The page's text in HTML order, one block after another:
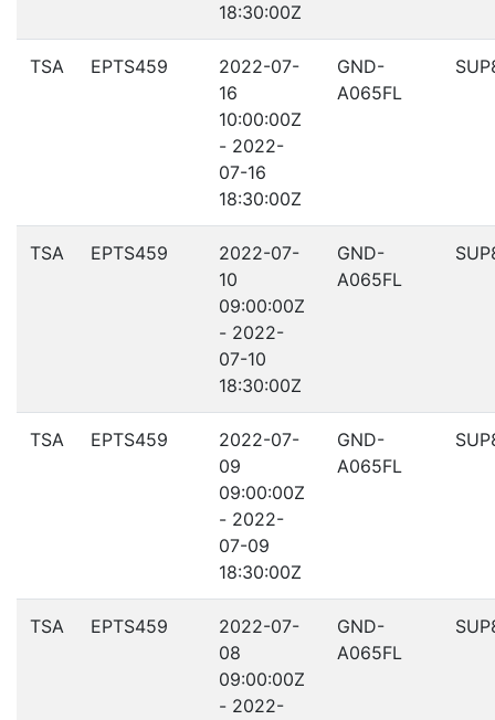
18:30:00Z
TSA EPTS459
2022-07-
16
10:00:00Z
- 2022-
07-16
18:30:00Z
GND-
A065FL
TSA EPTS459
2022-07-
10
09:00:00Z
- 2022-
07-10
18:30:00Z
GND-
A065FL
TSA EPTS459
2022-07-
09
09:00:00Z
- 2022-
07-09
18:30:00Z
GND-
A065FL
TSA EPTS459
2022-07-
08
09:00:00Z
- 2022-
GND-
A065FL